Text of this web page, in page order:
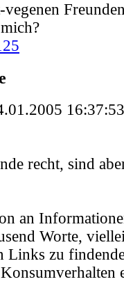
16:37:53
recht, sind
an
Worte,
Links zu